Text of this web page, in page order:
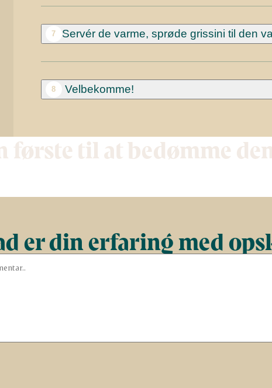
7 Servér de varme, sprøde grissini til den
8 Velbekomme!
første til at bedømme
er din erfaring med